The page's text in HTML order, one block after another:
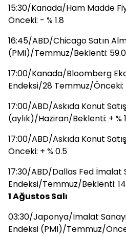
15:30/Kanada/Ham Madde
Önceki: - % 1.8
16:45/ABD/Chicago Satın
(PMI)/Temmuz/Beklenti:
17:00/Kanada/Bloomberg
Endeksi/28 Temmuz/Önceki:
17:00/ABD/Askıda Konut
(aylık)/Haziran/Beklenti: + %
17:00/ABD/Askıda Konut
Önceki: + % 0.5
17:30/ABD/Dallas Fed İmalat
Endeksi/Temmuz/Beklenti:
1 Ağustos Salı
03:30/Japonya/İmalat
Endeksi (PMI)/Temmuz/